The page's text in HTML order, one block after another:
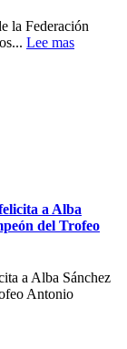
la Federación
Lee mas
a Alba
del Trofeo
a Alba Sánchez
Antonio